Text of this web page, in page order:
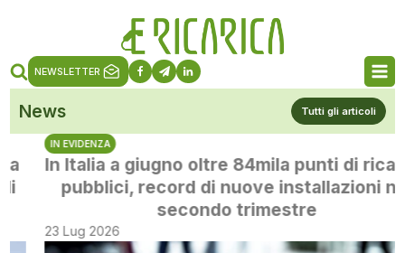
NEWSLETTER
News Tutti gli articoli
IN EVIDENZA
In Italia a giugno oltre 84mila punti di ricarica
pubblici, record di nuove installazioni nel
secondo trimestre
23 Lug 2026